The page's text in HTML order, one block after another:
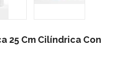
25 Cm Cilíndrica Con